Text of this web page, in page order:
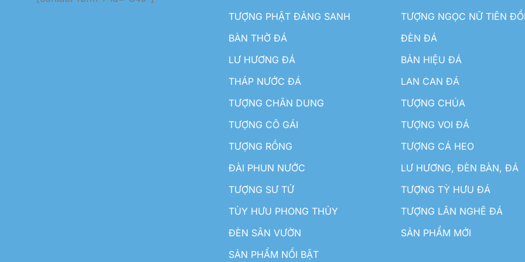
TƯỢNG PHẬT ĐẢNG SANH
TƯỢNG NGỌC NỮ TIÊN
BÀN THỜ ĐÁ
ĐÈN ĐÁ
LƯ HƯƠNG ĐÁ
BẢN HIỆU ĐÁ
THÁP NƯỚC ĐÁ
LAN CAN ĐÁ
TƯỢNG CHÂN DUNG
TƯỢNG CHÚA
TƯỢNG CÔ GÁI
TƯỢNG VOI ĐÁ
TƯỢNG RỒNG
TƯỢNG CÁ HEO
ĐÀI PHUN NƯỚC
LƯ HƯƠNG, ĐÈN BÀN, ĐÁ
TƯỢNG SƯ TỬ
TƯỢNG TỲ HƯU ĐÁ
TÙY HƯU PHONG THỦY
TƯỢNG LÂN NGHÊ ĐÁ
ĐÈN SÂN VƯỜN
SẢN PHẨM MỚI
SẢN PHẨM NỔI BẬT